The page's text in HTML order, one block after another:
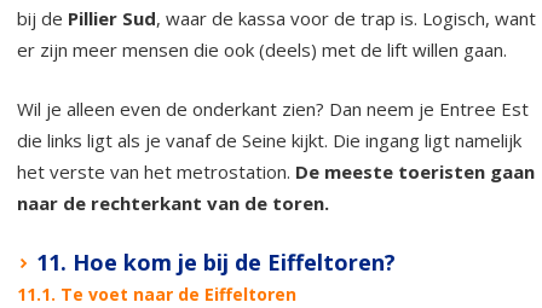
bij de Pillier Sud, waar de kassa voor de trap is. Logisch, want
er zijn meer mensen die ook (deels) met de lift willen gaan.
Wil je alleen even de onderkant zien? Dan neem je Entree Est
die links ligt als je vanaf de Seine kijkt. Die ingang ligt namelijk
het verste van het metrostation. De meeste toeristen gaan
naar de rechterkant van de toren.
11. Hoe kom je bij de Eiffeltoren?
11.1. Te voet naar de Eiffeltoren